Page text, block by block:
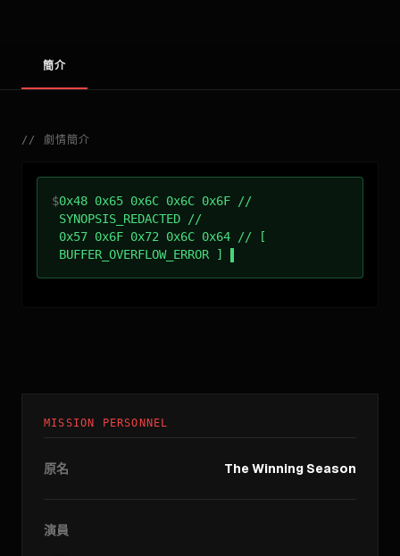
簡介
// 劇情簡介
$0x48 0x65 0x6C 0x6C 0x6F //
SYNOPSIS_REDACTED //
0x57 0x6F 0x72 0x6C 0x64 // [
BUFFER_OVERFLOW_ERROR ]
MISSION PERSONNEL
原名 The Winning Season
演員